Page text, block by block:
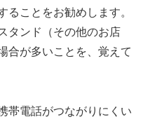
ることをお勧めします。
タンド（その他のお店
合が多いことを、覚えて
帯電話がつながりにくい